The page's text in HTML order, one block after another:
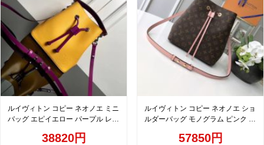
ルイヴィトン コピー ネオノエ ミニ
バッグ エピイエロー パープル レデ
38820円
ルイヴィトン コピー ネオノエ ショ
ルダーバッグ モノグラム ピンク レ
57850円